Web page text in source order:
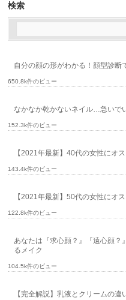
検索
自分の顔の形がわかる！顔型診断
650.8k件のビュー
なかなか乾かないネイル…急いで
152.3k件のビュー
【2021年最新】40代の女性にオ
143.4k件のビュー
【2021年最新】50代の女性にオ
122.8k件のビュー
あなたは『求心顔？』『遠心顔？
るメイク
104.5k件のビュー
【完全解説】乳液とクリームの